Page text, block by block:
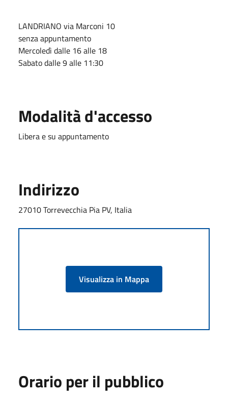
LANDRIANO via Marconi 10
senza appuntamento
Mercoledì dalle 16 alle 18
Sabato dalle 9 alle 11:30
Modalità d'accesso
Libera e su appuntamento
Indirizzo
27010 Torrevecchia Pia PV, Italia
Visualizza in Mappa
Orario per il pubblico